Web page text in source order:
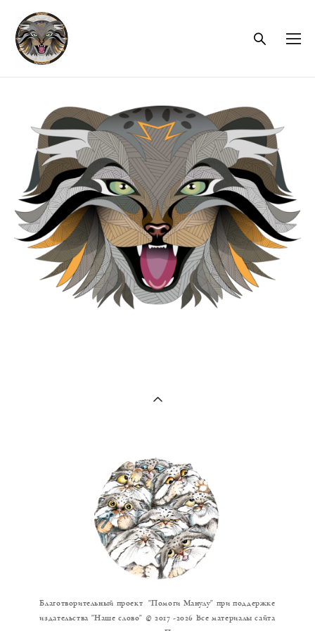
Благотворительный проект "Помоги Манулу" при поддержке
издательства "Наше слово" © 2017 -2026 Все материалы сайта